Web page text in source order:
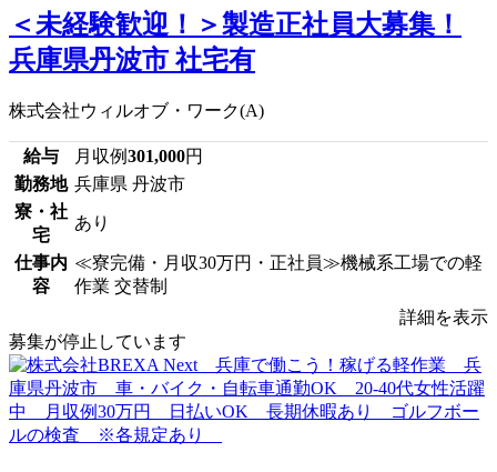
＜未経験歓迎！＞製造正社員大募集！
兵庫県丹波市 社宅有
株式会社ウィルオブ・ワーク(A)
給与 月収例301,000円
勤務地 兵庫県 丹波市
寮・社
宅
あり
仕事内
容
≪寮完備・月収30万円・正社員≫機械系工場での軽
作業 交替制
詳細を表示
募集が停止しています